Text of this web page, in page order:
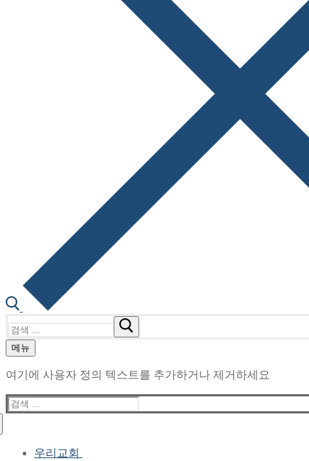
색
메뉴
여기에 사용자 정의 텍스트를 추가하거나 제거하세요
검
색
우리교회